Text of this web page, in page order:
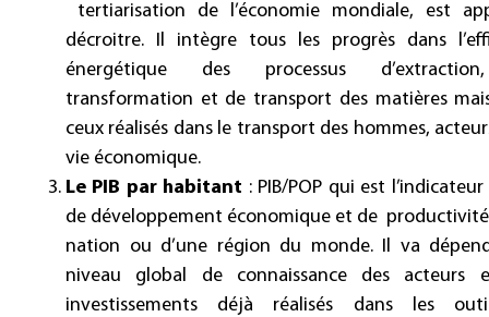
tertiarisation de l’économie mondiale, est
décroitre. Il intègre tous les progrès dans
énergétique des processus
transformation et de transport des matières
ceux réalisés dans le transport des hommes,
vie économique.
Le PIB par habitant : PIB/POP qui est
de développement économique et de productivité
nation ou d’une région du monde. Il va
niveau global de connaissance des acteurs
investissements déjà réalisés dans les